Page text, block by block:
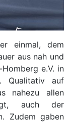
einmal, dem
aus nah und
e.V. in
Qualitativ auf
nahezu allen
auch der
Zudem gaben